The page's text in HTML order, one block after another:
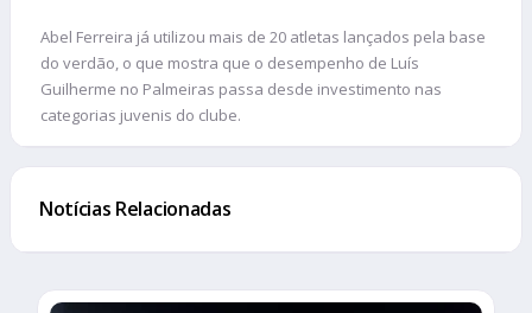
Abel Ferreira já utilizou mais de 20 atletas lançados pela base
do verdão, o que mostra que o desempenho de Luís
Guilherme no Palmeiras passa desde investimento nas
categorias juvenis do clube.
Notícias Relacionadas